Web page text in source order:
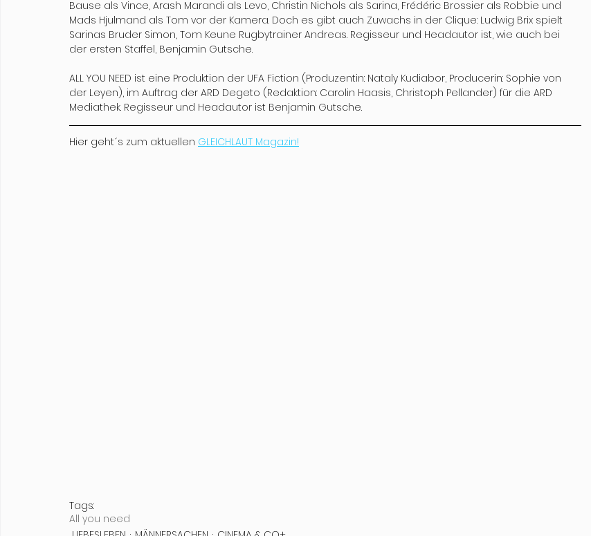
Bause als Vince, Arash Marandi als Levo, Christin Nichols als Sarina, Frédéric Brossier als Robbie und
Mads Hjulmand als Tom vor der Kamera. Doch es gibt auch Zuwachs in der Clique: Ludwig Brix spielt
Sarinas Bruder Simon, Tom Keune Rugbytrainer Andreas. Regisseur und Headautor ist, wie auch bei
der ersten Staffel, Benjamin Gutsche.
ALL YOU NEED ist eine Produktion der UFA Fiction (Produzentin: Nataly Kudiabor, Producerin: Sophie von
der Leyen), im Auftrag der ARD Degeto (Redaktion: Carolin Haasis, Christoph Pellander) für die ARD
Mediathek. Regisseur und Headautor ist Benjamin Gutsche.
Hier geht´s zum aktuellen GLEICHLAUT Magazin!
Tags:
All you need